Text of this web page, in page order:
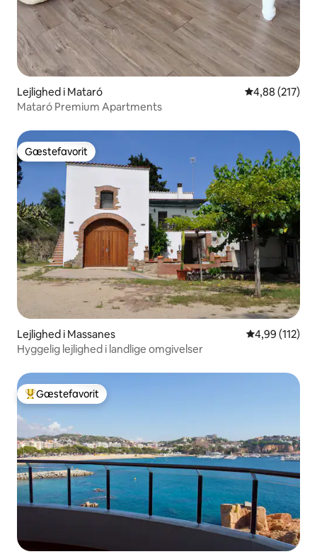
Lejlighed i Mataró 4,88 ud af 5 i
4,88 (217)
Mataró Premium Apartments
Gæstefavorit
Gæstefavorit
Lejlighed i Massanes 4,99 ud af 5 i
4,99 (112)
Hyggelig lejlighed i landlige omgivelser
Bedste gæstefavorit
Gæstefavorit